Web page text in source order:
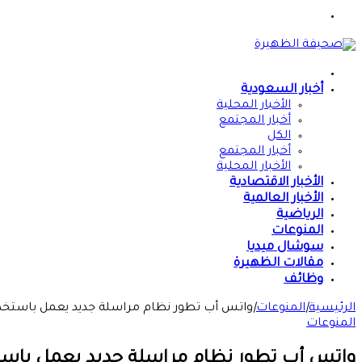
أخبار السعودية
الأخبار المحلية
أخبار المجتمع
الكل
أخبار المجتمع
الأخبار المحلية
الأخبار الاقتصادية
الأخبار العالمية
الرياضية
المنوعات
سوشال ميديا
مقالات الظهيرة
وظائف
الرئيسية|المنوعات|واتس أب تطور نظام مراسلة جديد يعمل
المنوعات